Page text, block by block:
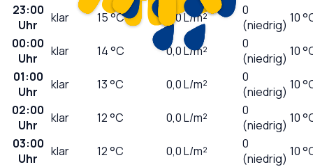
23:00
Uhr
klar 15°C 0,0L/m²
0
(niedrig) 10
00:00
Uhr
klar 14°C 0,0L/m²
0
(niedrig) 10
01:00
Uhr
klar 13°C 0,0L/m²
0
(niedrig) 10
02:00
Uhr
klar 12°C 0,0L/m²
0
(niedrig) 10
03:00
Uhr
klar 12°C 0,0L/m²
0
(niedrig) 10